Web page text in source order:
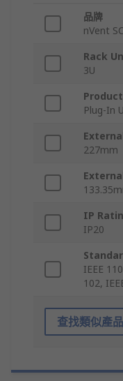
品牌
nVent
Rack
3U
Plug-In
227mm
IP
IP20
IEEE
102,
查找類似產品